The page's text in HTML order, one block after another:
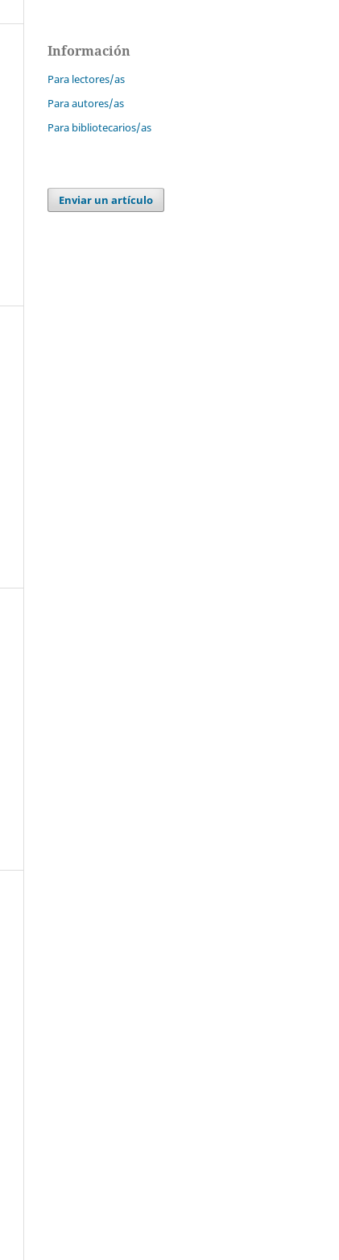
Información
Para lectores/as
Para autores/as
Para bibliotecarios/as
Enviar un artículo